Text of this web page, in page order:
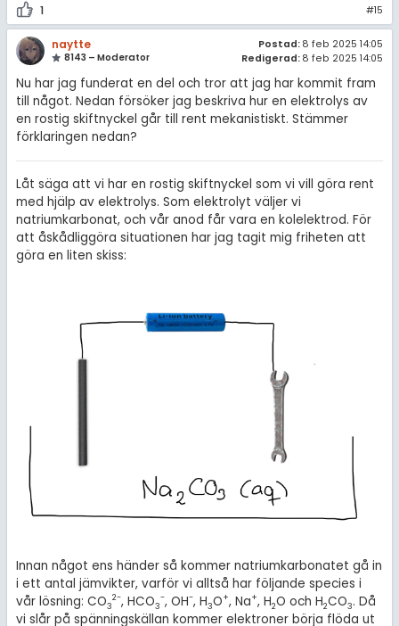
1 #15
naytte
8143 – Moderator
Postad: 8 feb 2025 14:05
Redigerad: 8 feb 2025 14:05
Nu har jag funderat en del och tror att jag har kommit fram
till något. Nedan försöker jag beskriva hur en elektrolys av
en rostig skiftnyckel går till rent mekanistiskt. Stämmer
förklaringen nedan?
Låt säga att vi har en rostig skiftnyckel som vi vill göra rent
med hjälp av elektrolys. Som elektrolyt väljer vi
natriumkarbonat, och vår anod får vara en kolelektrod. För
att åskådliggöra situationen har jag tagit mig friheten att
göra en liten skiss:
Innan något ens händer så kommer natriumkarbonatet gå in
i ett antal jämvikter, varför vi alltså har följande species i
vår lösning: CO3
2-, HCO3
-, OH-, H3O+, Na+, H2O och H2CO3. Då
vi slår på spänningskällan kommer elektroner börja flöda ut